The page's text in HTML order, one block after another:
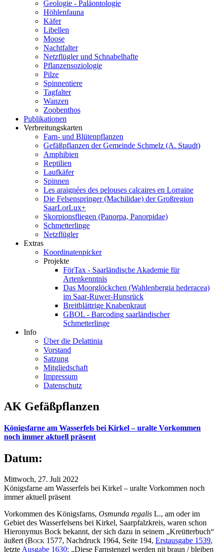
Geologie - Paläontologie
Höhlenfauna
Käfer
Libellen
Moose
Nachtfalter
Netzflügler und Schnabelhafte
Pflanzensoziologie
Pilze
Spinnentiere
Tagfalter
Wanzen
Zoobenthos
Publikationen
Verbreitungskarten
Farn- und Blütenpflanzen
Gefäßpflanzen der Gemeinde Schmelz (A. Staudt)
Amphibien
Reptilien
Laufkäfer
Spinnen
Les araignées des pelouses calcaires en Lorraine
Die Felsenspringer (Machilidae) der Großregion
SaarLorLux+
Skorpionsfliegen (Panorpa, Panorpidae)
Schmetterlinge
Netzflügler
Extras
Koordinatenpicker
Projekte
FörTax - Saarländische Akademie für
Artenkenntnis
Das Moorglöckchen (Wahlenbergia hederacea)
im Saar-Ruwer-Hunsrück
Breitblättrige Knabenkraut
GBOL - Barcoding saarländischer
Schmetterlinge
Info
Über die Delattinia
Vorstand
Satzung
Mitgliedschaft
Impressum
Datenschutz
AK Gefäßpflanzen
Königsfarne am Wasserfels bei Kirkel – uralte Vorkommen
noch immer aktuell präsent
Datum:
Mittwoch, 27. Juli 2022
Königsfarne am Wasserfels bei Kirkel – uralte Vorkommen noch
immer aktuell präsent
Vorkommen des Königsfarns, Osmunda regalis L., am oder im
Gebiet des Wasserfelsens bei Kirkel, Saarpfalzkreis, waren schon
Hieronymus Bock bekannt, der sich dazu in seinem „Kreütterbuch“
äußert (Bock 1577, Nachdruck 1964, Seite 194, Erstausgabe 1539,
letzte Ausgabe 1630: „Diese Farnstengel werden nit braun / bleiben